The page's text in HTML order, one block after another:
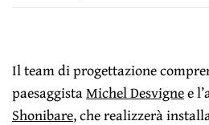
Il team di progettazione
paesaggistaMichel Desvignee
Shonibare, che realizzerà